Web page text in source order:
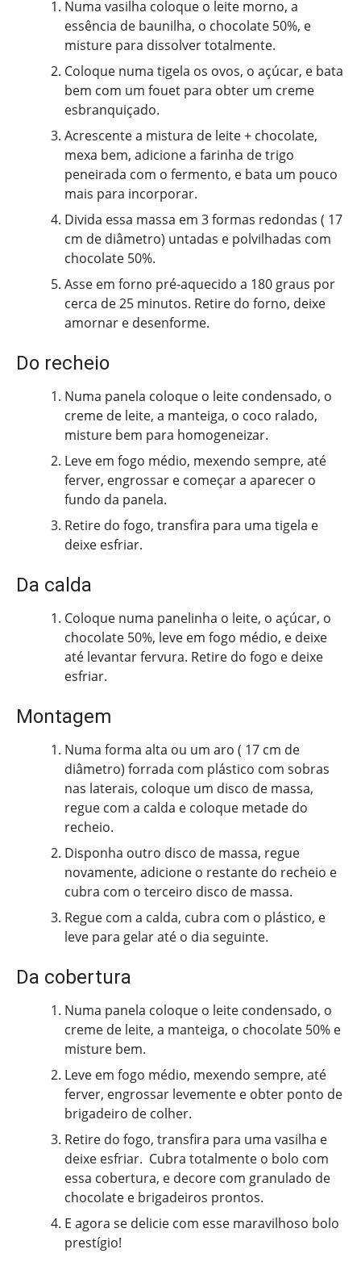
Numa vasilha coloque o leite morno, a
essência de baunilha, o chocolate 50%, e
misture para dissolver totalmente.
Coloque numa tigela os ovos, o açúcar, e bata
bem com um fouet para obter um creme
esbranquiçado.
Acrescente a mistura de leite + chocolate,
mexa bem, adicione a farinha de trigo
peneirada com o fermento, e bata um pouco
mais para incorporar.
Divida essa massa em 3 formas redondas ( 17
cm de diâmetro) untadas e polvilhadas com
chocolate 50%.
Asse em forno pré-aquecido a 180 graus por
cerca de 25 minutos. Retire do forno, deixe
amornar e desenforme.
Do recheio
Numa panela coloque o leite condensado, o
creme de leite, a manteiga, o coco ralado,
misture bem para homogeneizar.
Leve em fogo médio, mexendo sempre, até
ferver, engrossar e começar a aparecer o
fundo da panela.
Retire do fogo, transfira para uma tigela e
deixe esfriar.
Da calda
Coloque numa panelinha o leite, o açúcar, o
chocolate 50%, leve em fogo médio, e deixe
até levantar fervura. Retire do fogo e deixe
esfriar.
Montagem
Numa forma alta ou um aro ( 17 cm de
diâmetro) forrada com plástico com sobras
nas laterais, coloque um disco de massa,
regue com a calda e coloque metade do
recheio.
Disponha outro disco de massa, regue
novamente, adicione o restante do recheio e
cubra com o terceiro disco de massa.
Regue com a calda, cubra com o plástico, e
leve para gelar até o dia seguinte.
Da cobertura
Numa panela coloque o leite condensado, o
creme de leite, a manteiga, o chocolate 50% e
misture bem.
Leve em fogo médio, mexendo sempre, até
ferver, engrossar levemente e obter ponto de
brigadeiro de colher.
Retire do fogo, transfira para uma vasilha e
deixe esfriar. Cubra totalmente o bolo com
essa cobertura, e decore com granulado de
chocolate e brigadeiros prontos.
E agora se delicie com esse maravilhoso bolo
prestígio!